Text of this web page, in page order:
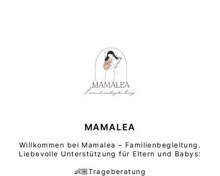
MAMALEA
Willkommen bei Mamalea – Familienbegleitung.
Liebevolle Unterstützung für Eltern und Babys:
👶🏼Trageberatung